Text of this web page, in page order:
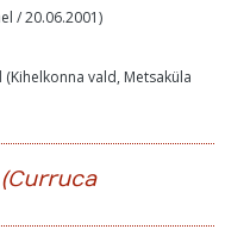
/ 20.06.2001)
vald, Metsaküla
(Curruca